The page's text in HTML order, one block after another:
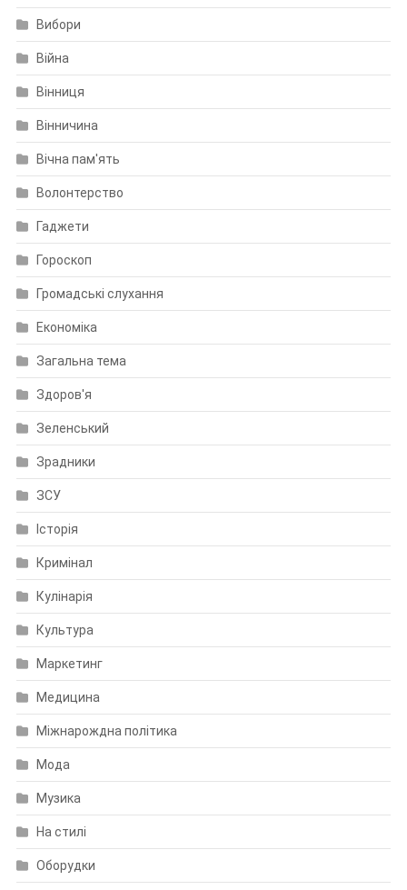
Вибори
Війна
Вінниця
Вінничина
Вічна пам'ять
Волонтерство
Гаджети
Гороскоп
Громадські слухання
Економіка
Загальна тема
Здоров'я
Зеленський
Зрадники
ЗСУ
Історія
Кримінал
Кулінарія
Культура
Маркетинг
Медицина
Міжнарождна політика
Мода
Музика
На стилі
Оборудки